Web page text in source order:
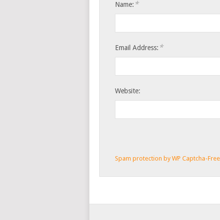
Name: *
Email Address: *
Website:
Spam protection by WP Captcha-Free